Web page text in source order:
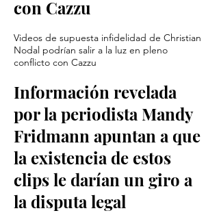
con Cazzu
Videos de supuesta infidelidad de Christian
Nodal podrían salir a la luz en pleno
conflicto con Cazzu
Información revelada
por la periodista Mandy
Fridmann apuntan a que
la existencia de estos
clips le darían un giro a
la disputa legal